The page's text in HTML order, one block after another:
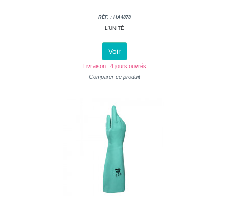
RÉF. : HA4878
L'UNITÉ
Voir
Livraison : 4 jours ouvrés
Comparer ce produit